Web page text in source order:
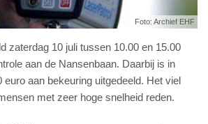
Foto: Archief EHF
zaterdag 10 juli tussen 10.00 en 15.00
aan de Nansenbaan. Daarbij is in
euro aan bekeuring uitgedeeld. Het viel
met zeer hoge snelheid reden.